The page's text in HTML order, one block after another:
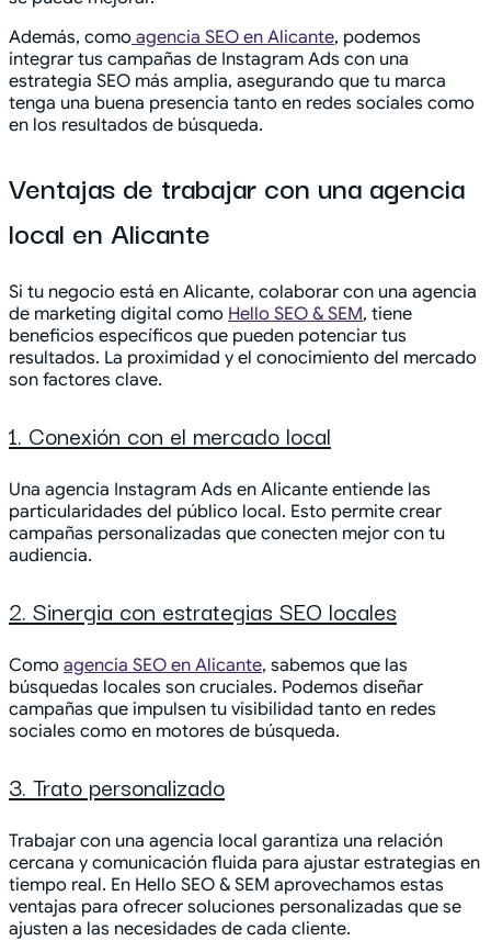
Además, como agencia SEO en Alicante, podemos
integrar tus campañas de Instagram Ads con una
estrategia SEO más amplia, asegurando que tu marca
tenga una buena presencia tanto en redes sociales como
en los resultados de búsqueda.
Ventajas de trabajar con una agencia
local en Alicante
Si tu negocio está en Alicante, colaborar con una agencia
de marketing digital como Hello SEO & SEM, tiene
beneficios específicos que pueden potenciar tus
resultados. La proximidad y el conocimiento del mercado
son factores clave.
1. Conexión con el mercado local
Una agencia Instagram Ads en Alicante entiende las
particularidades del público local. Esto permite crear
campañas personalizadas que conecten mejor con tu
audiencia.
2. Sinergia con estrategias SEO locales
Como agencia SEO en Alicante, sabemos que las
búsquedas locales son cruciales. Podemos diseñar
campañas que impulsen tu visibilidad tanto en redes
sociales como en motores de búsqueda.
3. Trato personalizado
Trabajar con una agencia local garantiza una relación
cercana y comunicación fluida para ajustar estrategias en
tiempo real. En Hello SEO & SEM aprovechamos estas
ventajas para ofrecer soluciones personalizadas que se
ajusten a las necesidades de cada cliente.